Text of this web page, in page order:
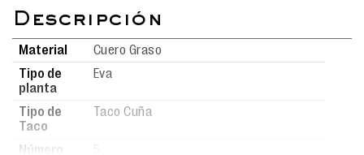
Material
Cuero Graso
Tipo de
planta
Eva
Tipo de
Taco
Taco Cuña
Número